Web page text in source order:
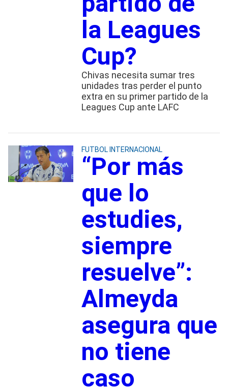
la Leagues
Cup?
Chivas necesita sumar tres
unidades tras perder el punto
extra en su primer partido de la
Leagues Cup ante LAFC
FUTBOL INTERNACIONAL
“Por más
que lo
estudies,
siempre
resuelve”:
Almeyda
asegura que
no tiene
caso